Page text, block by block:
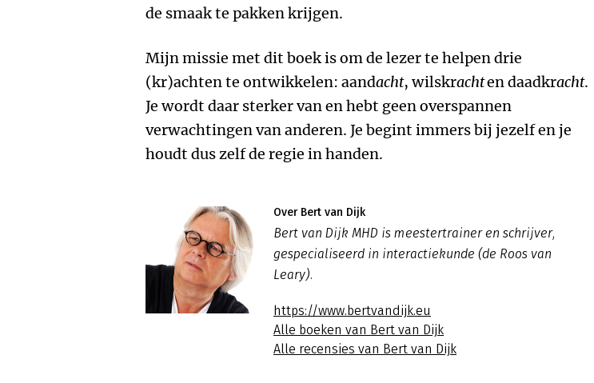
de smaak te pakken krijgen.
Mijn missie met dit boek is om de lezer te helpen drie
(kr)achten te ontwikkelen: aandacht, wilskrachten daadkracht.
Je wordt daar sterker van en hebt geen overspannen
verwachtingen van anderen. Je begint immers bij jezelf en je
houdt dus zelf de regie in handen.
Over Bert van Dijk
Bert van Dijk MHD is meestertrainer en schrijver,
gespecialiseerd in interactiekunde (de Roos van
Leary).
https://www.bertvandijk.eu
Alle boeken van Bert van Dijk
Alle recensies van Bert van Dijk